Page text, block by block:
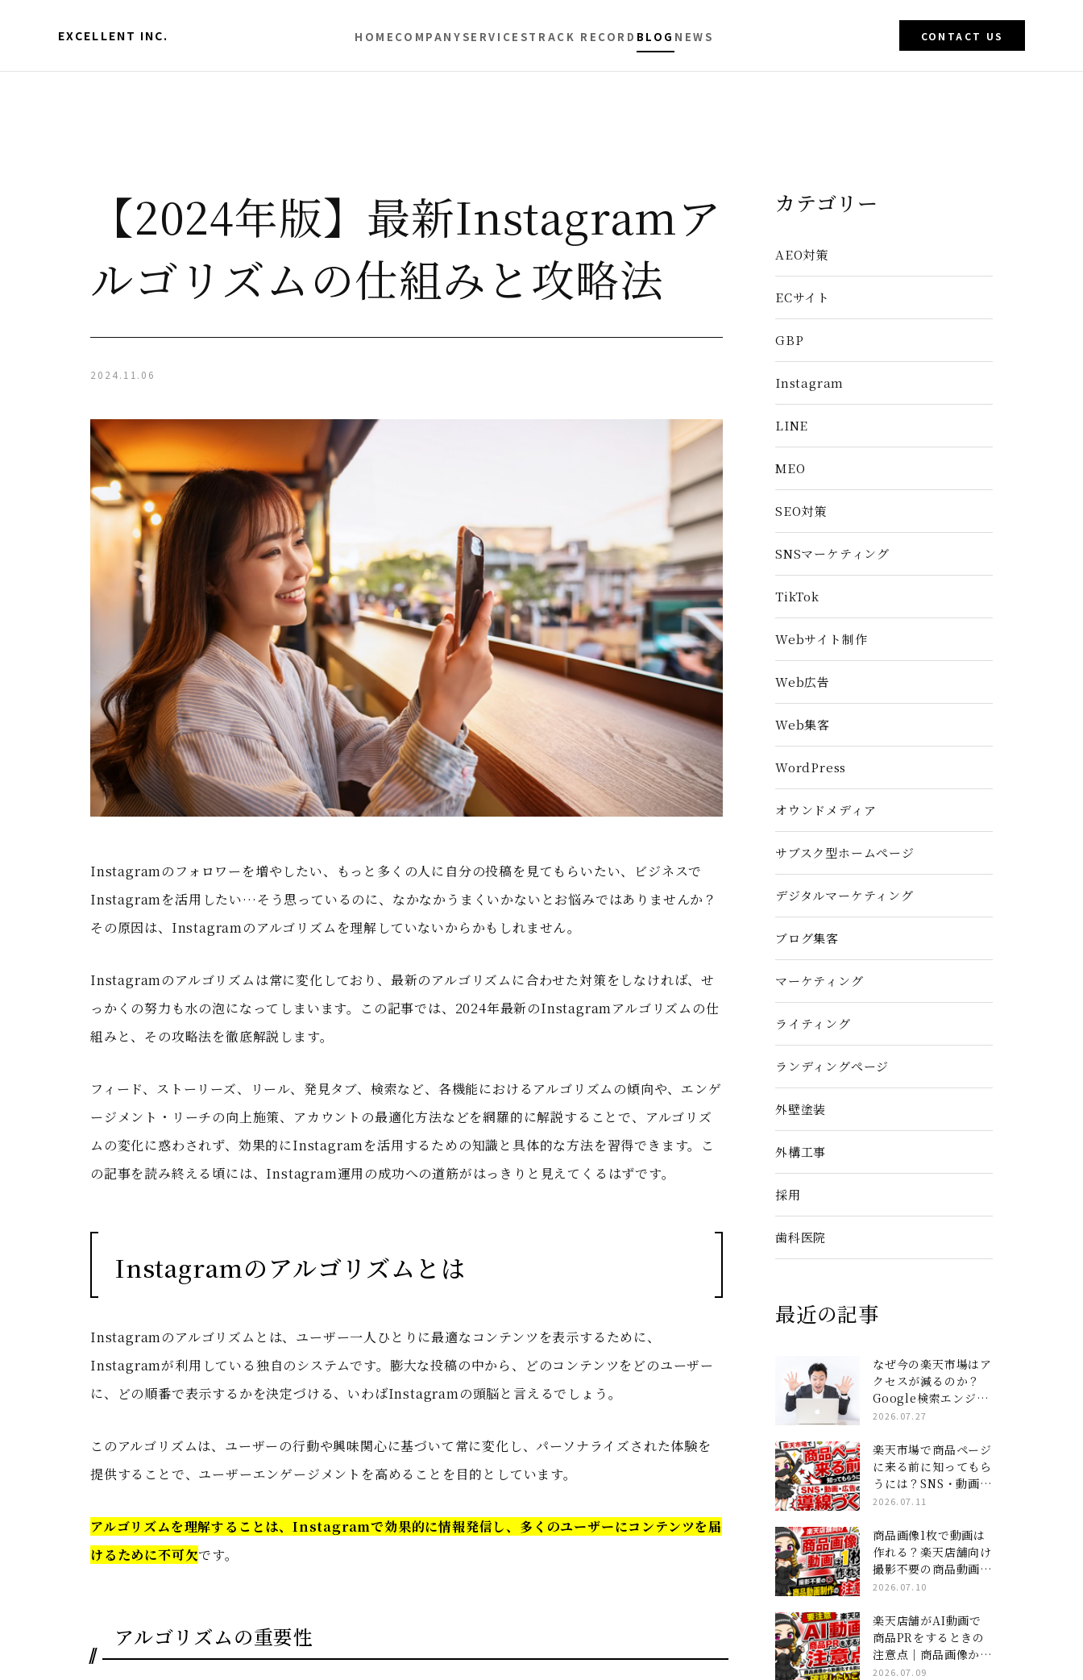
EXCELLENT INC. HOME COMPANY SERVICESTRACK RECORD BLOG NEWS CONTACT US
【2024年版】最新Instagramア
ルゴリズムの仕組みと攻略法
2024.11.06
Instagramのフォロワーを増やしたい、もっと多くの人に自分の投稿を見てもらいたい、ビジネスで
Instagramを活用したい…そう思っているのに、なかなかうまくいかないとお悩みではありませんか？
その原因は、Instagramのアルゴリズムを理解していないからかもしれません。
Instagramのアルゴリズムは常に変化しており、最新のアルゴリズムに合わせた対策をしなければ、せ
っかくの努力も水の泡になってしまいます。この記事では、2024年最新のInstagramアルゴリズムの仕
組みと、その攻略法を徹底解説します。
フィード、ストーリーズ、リール、発見タブ、検索など、各機能におけるアルゴリズムの傾向や、エンゲ
ージメント・リーチの向上施策、アカウントの最適化方法などを網羅的に解説することで、アルゴリズ
ムの変化に惑わされず、効果的にInstagramを活用するための知識と具体的な方法を習得できます。こ
の記事を読み終える頃には、Instagram運用の成功への道筋がはっきりと見えてくるはずです。
Instagramのアルゴリズムとは
Instagramのアルゴリズムとは、ユーザー一人ひとりに最適なコンテンツを表示するために、
Instagramが利用している独自のシステムです。膨大な投稿の中から、どのコンテンツをどのユーザー
に、どの順番で表示するかを決定づける、いわばInstagramの頭脳と言えるでしょう。
このアルゴリズムは、ユーザーの行動や興味関心に基づいて常に変化し、パーソナライズされた体験を
提供することで、ユーザーエンゲージメントを高めることを目的としています。
アルゴリズムを理解することは、Instagramで効果的に情報発信し、多くのユーザーにコンテンツを届
けるために不可欠です。
アルゴリズムの重要性
カテゴリー
AEO対策
ECサイト
GBP
Instagram
LINE
MEO
SEO対策
SNSマーケティング
TikTok
Webサイト制作
Web広告
Web集客
WordPress
オウンドメディア
サブスク型ホームぺージ
デジタルマーケティング
ブログ集客
マーケティング
ライティング
ランディングぺージ
外壁塗装
外構工事
採用
歯科医院
最近の記事
なぜ今の楽天市場はア
クセスが減るのか？
Google検索エンジン
と楽天AIを完全攻略
ジ×ショート動画」集
客の全貌
2026.07.27
楽天市場で商品ページ
に来る前に知ってもら
うには？SNS・動画・
広告の導線づくり
2026.07.11
商品画像1枚で動画は
作れる？楽天店舗向け
撮影不要の商品動画制
作の注意点
2026.07.10
楽天店舗がAI動画で
商品PRをするときの
注意点｜商品画像から
動画化する前に確認し
2026.07.09